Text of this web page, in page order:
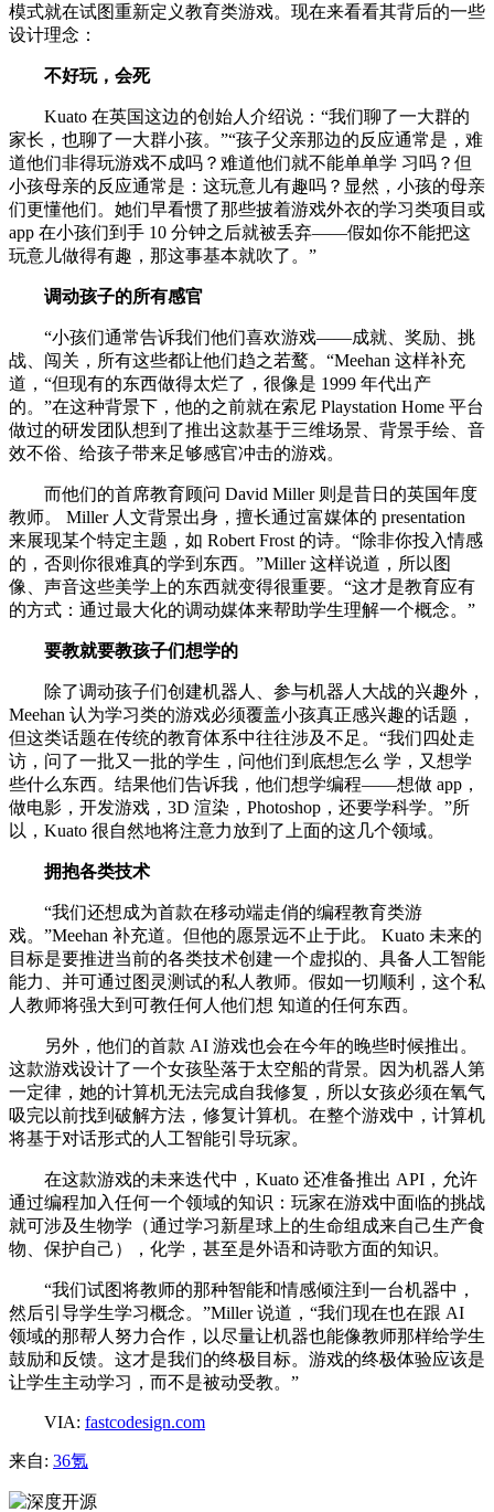
模式就在试图重新定义教育类游戏。现在来看看其背后的一些
设计理念：
不好玩，会死
Kuato 在英国这边的创始人介绍说：“我们聊了一大群的
家长，也聊了一大群小孩。”“孩子父亲那边的反应通常是，难
道他们非得玩游戏不成吗？难道他们就不能单单学 习吗？但
小孩母亲的反应通常是：这玩意儿有趣吗？显然，小孩的母亲
们更懂他们。她们早看惯了那些披着游戏外衣的学习类项目或
app 在小孩们到手 10 分钟之后就被丢弃——假如你不能把这
玩意儿做得有趣，那这事基本就吹了。”
调动孩子的所有感官
“小孩们通常告诉我们他们喜欢游戏——成就、奖励、挑
战、闯关，所有这些都让他们趋之若鹜。“Meehan 这样补充
道，“但现有的东西做得太烂了，很像是 1999 年代出产
的。”在这种背景下，他的之前就在索尼 Playstation Home 平台
做过的研发团队想到了推出这款基于三维场景、背景手绘、音
效不俗、给孩子带来足够感官冲击的游戏。
而他们的首席教育顾问 David Miller 则是昔日的英国年度
教师。 Miller 人文背景出身，擅长通过富媒体的 presentation
来展现某个特定主题，如 Robert Frost 的诗。“除非你投入情感
的，否则你很难真的学到东西。”Miller 这样说道，所以图
像、声音这些美学上的东西就变得很重要。“这才是教育应有
的方式：通过最大化的调动媒体来帮助学生理解一个概念。”
要教就要教孩子们想学的
除了调动孩子们创建机器人、参与机器人大战的兴趣外，
Meehan 认为学习类的游戏必须覆盖小孩真正感兴趣的话题，
但这类话题在传统的教育体系中往往涉及不足。“我们四处走
访，问了一批又一批的学生，问他们到底想怎么 学，又想学
些什么东西。结果他们告诉我，他们想学编程——想做 app，
做电影，开发游戏，3D 渲染，Photoshop，还要学科学。”所
以，Kuato 很自然地将注意力放到了上面的这几个领域。
拥抱各类技术
“我们还想成为首款在移动端走俏的编程教育类游
戏。”Meehan 补充道。但他的愿景远不止于此。 Kuato 未来的
目标是要推进当前的各类技术创建一个虚拟的、具备人工智能
能力、并可通过图灵测试的私人教师。假如一切顺利，这个私
人教师将强大到可教任何人他们想 知道的任何东西。
另外，他们的首款 AI 游戏也会在今年的晚些时候推出。
这款游戏设计了一个女孩坠落于太空船的背景。因为机器人第
一定律，她的计算机无法完成自我修复，所以女孩必须在氧气
吸完以前找到破解方法，修复计算机。在整个游戏中，计算机
将基于对话形式的人工智能引导玩家。
在这款游戏的未来迭代中，Kuato 还准备推出 API，允许
通过编程加入任何一个领域的知识：玩家在游戏中面临的挑战
就可涉及生物学（通过学习新星球上的生命组成来自己生产食
物、保护自己），化学，甚至是外语和诗歌方面的知识。
“我们试图将教师的那种智能和情感倾注到一台机器中，
然后引导学生学习概念。”Miller 说道，“我们现在也在跟 AI
领域的那帮人努力合作，以尽量让机器也能像教师那样给学生
鼓励和反馈。这才是我们的终极目标。游戏的终极体验应该是
让学生主动学习，而不是被动受教。”
VIA: fastcodesign.com
来自: 36氪